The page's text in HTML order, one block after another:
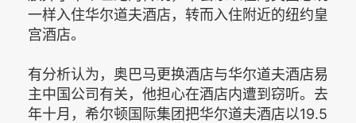
一样入住华尔道夫酒店，转而入住附近的纽约皇
宫酒店。
有分析认为，奥巴马更换酒店与华尔道夫酒店易
主中国公司有关，他担心在酒店内遭到窃听。去
年十月，希尔顿国际集团把华尔道夫酒店以19.5